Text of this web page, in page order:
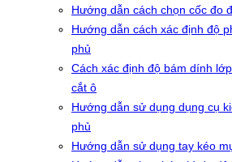
Hướng dẫn cách chọn cốc đo
Hướng dẫn cách xác định độ
phủ
Cách xác định độ bám dính
cắt ô
Hướng dẫn sử dụng dụng cụ
phủ
Hướng dẫn sử dụng tay kéo